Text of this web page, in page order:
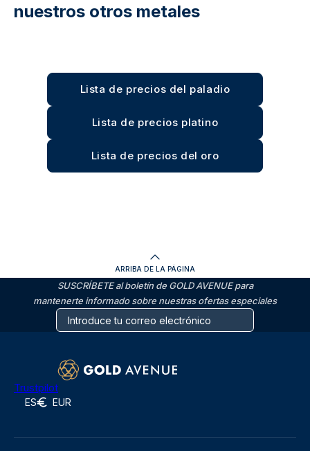
nuestros otros metales
Lista de precios del oro
Lista de precios platino
Lista de precios del paladio
ARRIBA DE LA PÁGINA
SUSCRÍBETE al boletín de GOLD AVENUE para
mantenerte informado sobre nuestras ofertas especiales
Trustpilot
ES EUR